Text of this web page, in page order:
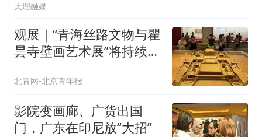
大理融媒
观展｜“青海丝路文物与瞿
昙寺壁画艺术展”将持续至
北青网-北京青年报
影院变画廊、广货出国
门，广东在印尼放“大招”